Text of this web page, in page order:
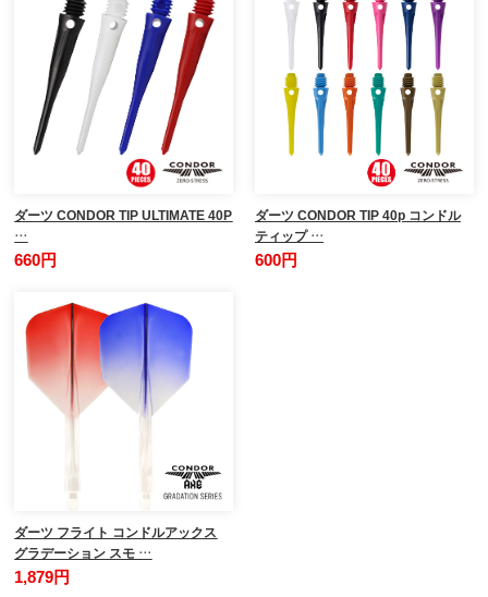
ダーツ CONDOR TIP ULTIMATE 40P
…
660円
ダーツ CONDOR TIP 40p コンドル
ティップ …
600円
ダーツ フライト コンドルアックス
グラデーション スモ …
1,879円